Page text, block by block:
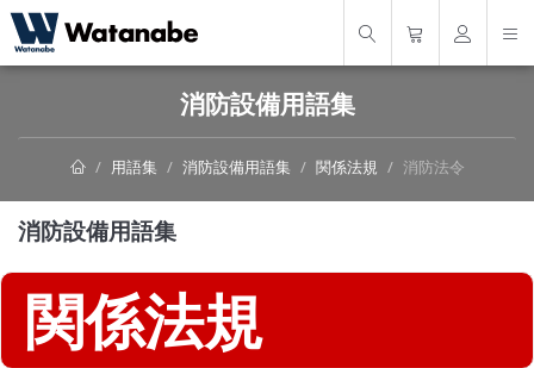
消防設備用語集
用語集 消防設備用語集 関係法規 消防法令
消防設備用語集
関係法規